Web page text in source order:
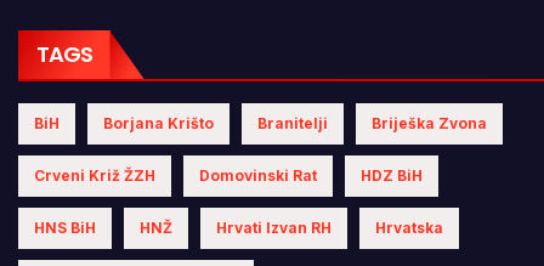
TAGS
BiH Borjana Krišto Branitelji Briješka Zvona
Crveni Križ ŽZH Domovinski Rat HDZ BiH
HNS BiH HNŽ Hrvati Izvan RH Hrvatska